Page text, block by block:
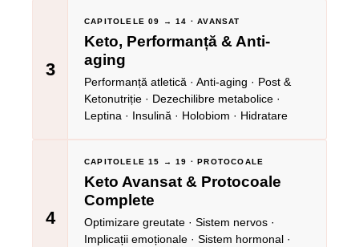
3
CAPITOLELE 09 → 14 · AVANSAT
Keto, Performanță & Anti-
aging
Performanță atletică · Anti-aging · Post &
Ketonutriție · Dezechilibre metabolice ·
Leptina · Insulină · Holobiom · Hidratare
4
CAPITOLELE 15 → 19 · PROTOCOALE
Keto Avansat & Protocoale
Complete
Optimizare greutate · Sistem nervos ·
Implicații emoționale · Sistem hormonal ·